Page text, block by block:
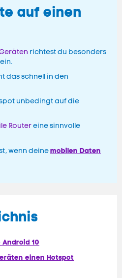
auf einen
richtest du besonders
das schnell in den
unbedingt auf die
Routereine sinnvolle
wenn deinemobilen Daten
10
einen Hotspot